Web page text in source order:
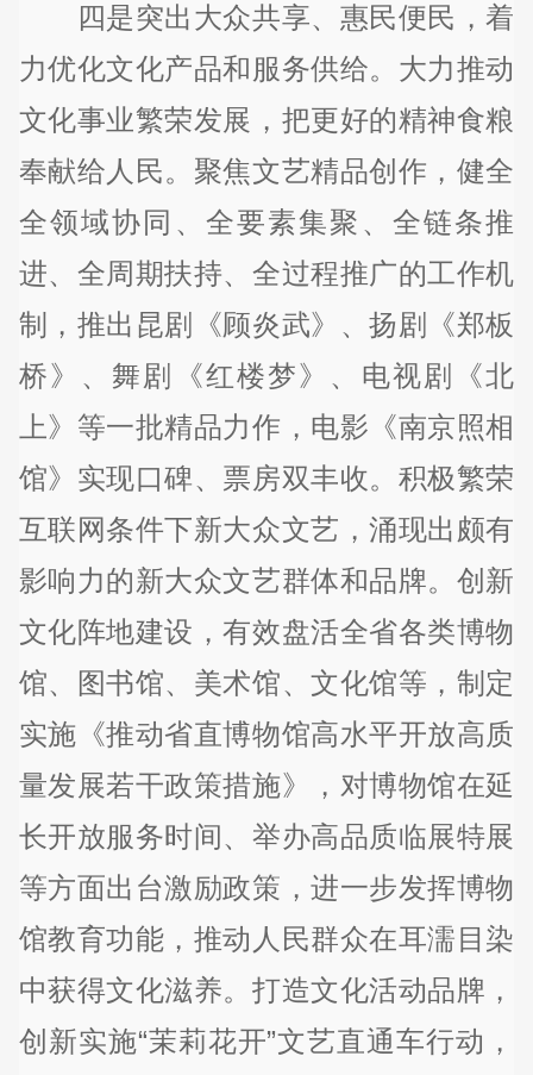
四是突出大众共享、惠民便民，着
力优化文化产品和服务供给。大力推动
文化事业繁荣发展，把更好的精神食粮
奉献给人民。聚焦文艺精品创作，健全
全领域协同、全要素集聚、全链条推
进、全周期扶持、全过程推广的工作机
制，推出昆剧《顾炎武》、扬剧《郑板
桥》、舞剧《红楼梦》、电视剧《北
上》等一批精品力作，电影《南京照相
馆》实现口碑、票房双丰收。积极繁荣
互联网条件下新大众文艺，涌现出颇有
影响力的新大众文艺群体和品牌。创新
文化阵地建设，有效盘活全省各类博物
馆、图书馆、美术馆、文化馆等，制定
实施《推动省直博物馆高水平开放高质
量发展若干政策措施》，对博物馆在延
长开放服务时间、举办高品质临展特展
等方面出台激励政策，进一步发挥博物
馆教育功能，推动人民群众在耳濡目染
中获得文化滋养。打造文化活动品牌，
创新实施“茉莉花开”文艺直通车行动，